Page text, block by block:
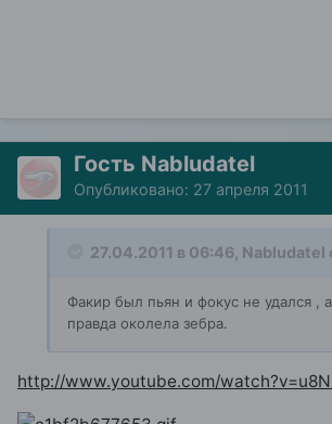
Гость Nabludatel
Опубликовано: 27 апреля 2011
27.04.2011 в 06:46, Nabludatel
Факир был пьян и фокус не удался ,
правда околела зебра.
http://www.youtube.com/